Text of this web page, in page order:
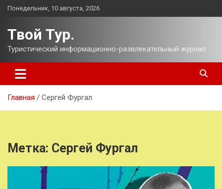
Перейти
Понедельник, 10 августа, 2026
Твой Тур.
Туристический информационно-развлекательный журнал.
Главная Сергей Фургал
Метка: Сергей Фургал